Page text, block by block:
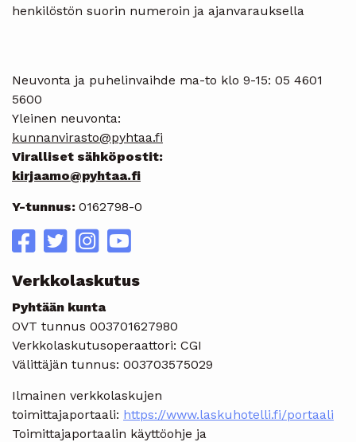
henkilöstön suorin numeroin ja ajanvarauksella
Neuvonta ja puhelinvaihde ma-to klo 9-15: 05 4601
5600
Yleinen neuvonta:
kunnanvirasto@pyhtaa.fi
Viralliset sähköpostit:
kirjaamo@pyhtaa.fi
Y-tunnus: 0162798-0
Verkkolaskutus
Pyhtään kunta
OVT tunnus 003701627980
Verkkolaskutusoperaattori: CGI
Välittäjän tunnus: 003703575029
Ilmainen verkkolaskujen
toimittajaportaali: https://www.laskuhotelli.fi/portaali
Toimittajaportaalin käyttöohje ja